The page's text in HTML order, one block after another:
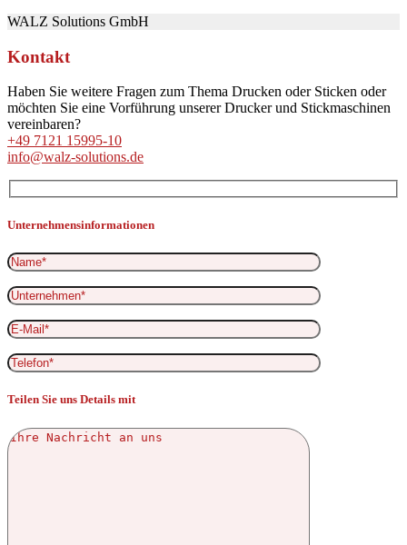
WALZ Solutions GmbH
Kontakt
Haben Sie weitere Fragen zum Thema Drucken oder Sticken oder
möchten Sie eine Vorführung unserer Drucker und Stickmaschinen
vereinbaren?
+49 7121 15995-10
info@walz-solutions.de
Unternehmensinformationen
Teilen Sie uns Details mit